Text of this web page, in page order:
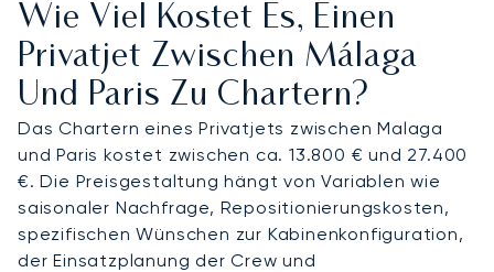
Wie Viel Kostet Es, Einen
Privatjet Zwischen Málaga
Und Paris Zu Chartern?
Das Chartern eines Privatjets zwischen Malaga
und Paris kostet zwischen ca. 13.800 € und 27.400
€. Die Preisgestaltung hängt von Variablen wie
saisonaler Nachfrage, Repositionierungskosten,
spezifischen Wünschen zur Kabinenkonfiguration,
der Einsatzplanung der Crew und